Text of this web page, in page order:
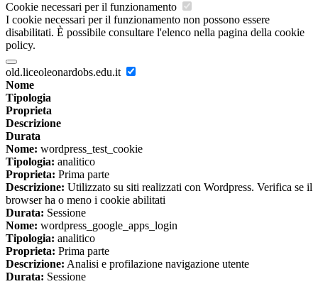
Cookie necessari per il funzionamento
I cookie necessari per il funzionamento non possono essere
disabilitati. È possibile consultare l'elenco nella pagina della cookie
policy.
old.liceoleonardobs.edu.it
Nome
Tipologia
Proprieta
Descrizione
Durata
Nome: wordpress_test_cookie
Tipologia: analitico
Proprieta: Prima parte
Descrizione: Utilizzato su siti realizzati con Wordpress. Verifica se il
browser ha o meno i cookie abilitati
Durata: Sessione
Nome: wordpress_google_apps_login
Tipologia: analitico
Proprieta: Prima parte
Descrizione: Analisi e profilazione navigazione utente
Durata: Sessione